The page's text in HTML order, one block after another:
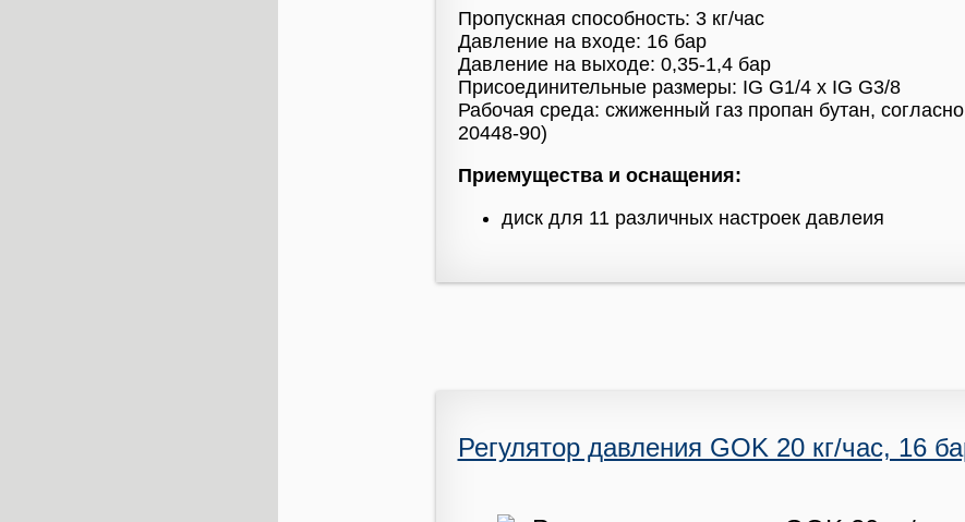
Пропускная способность: 3 кг/час
Давление на входе: 16 бар
Давление на выходе: 0,35-1,4 бар
Присоединительные размеры: IG G1/4 x IG G3/8
Рабочая среда: сжиженный газ пропан бутан,
20448-90)
Приемущества и оснащения:
диск для 11 различных настроек давлеия
Регулятор давления GOK 20 кг/час, 16